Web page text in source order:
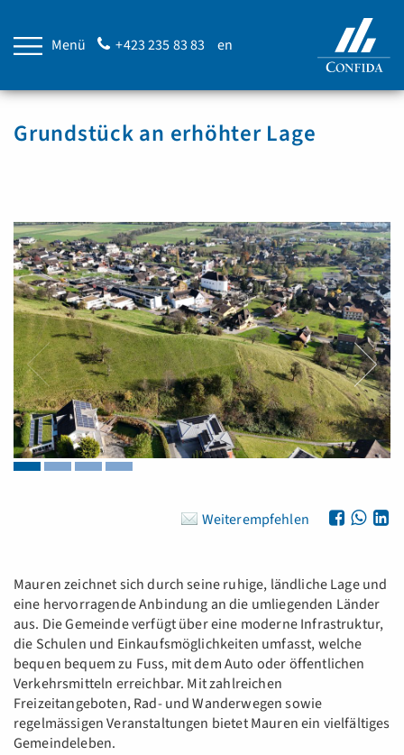
Menü +423 235 83 83 en
Grundstück an erhöhter Lage
Weiterempfehlen
Mauren zeichnet sich durch seine ruhige, ländliche Lage und
eine hervorragende Anbindung an die umliegenden Länder
aus. Die Gemeinde verfügt über eine moderne Infrastruktur,
die Schulen und Einkaufsmöglichkeiten umfasst, welche
bequen bequem zu Fuss, mit dem Auto oder öffentlichen
Verkehrsmitteln erreichbar. Mit zahlreichen
Freizeitangeboten, Rad- und Wanderwegen sowie
regelmässigen Veranstaltungen bietet Mauren ein vielfältiges
Gemeindeleben.